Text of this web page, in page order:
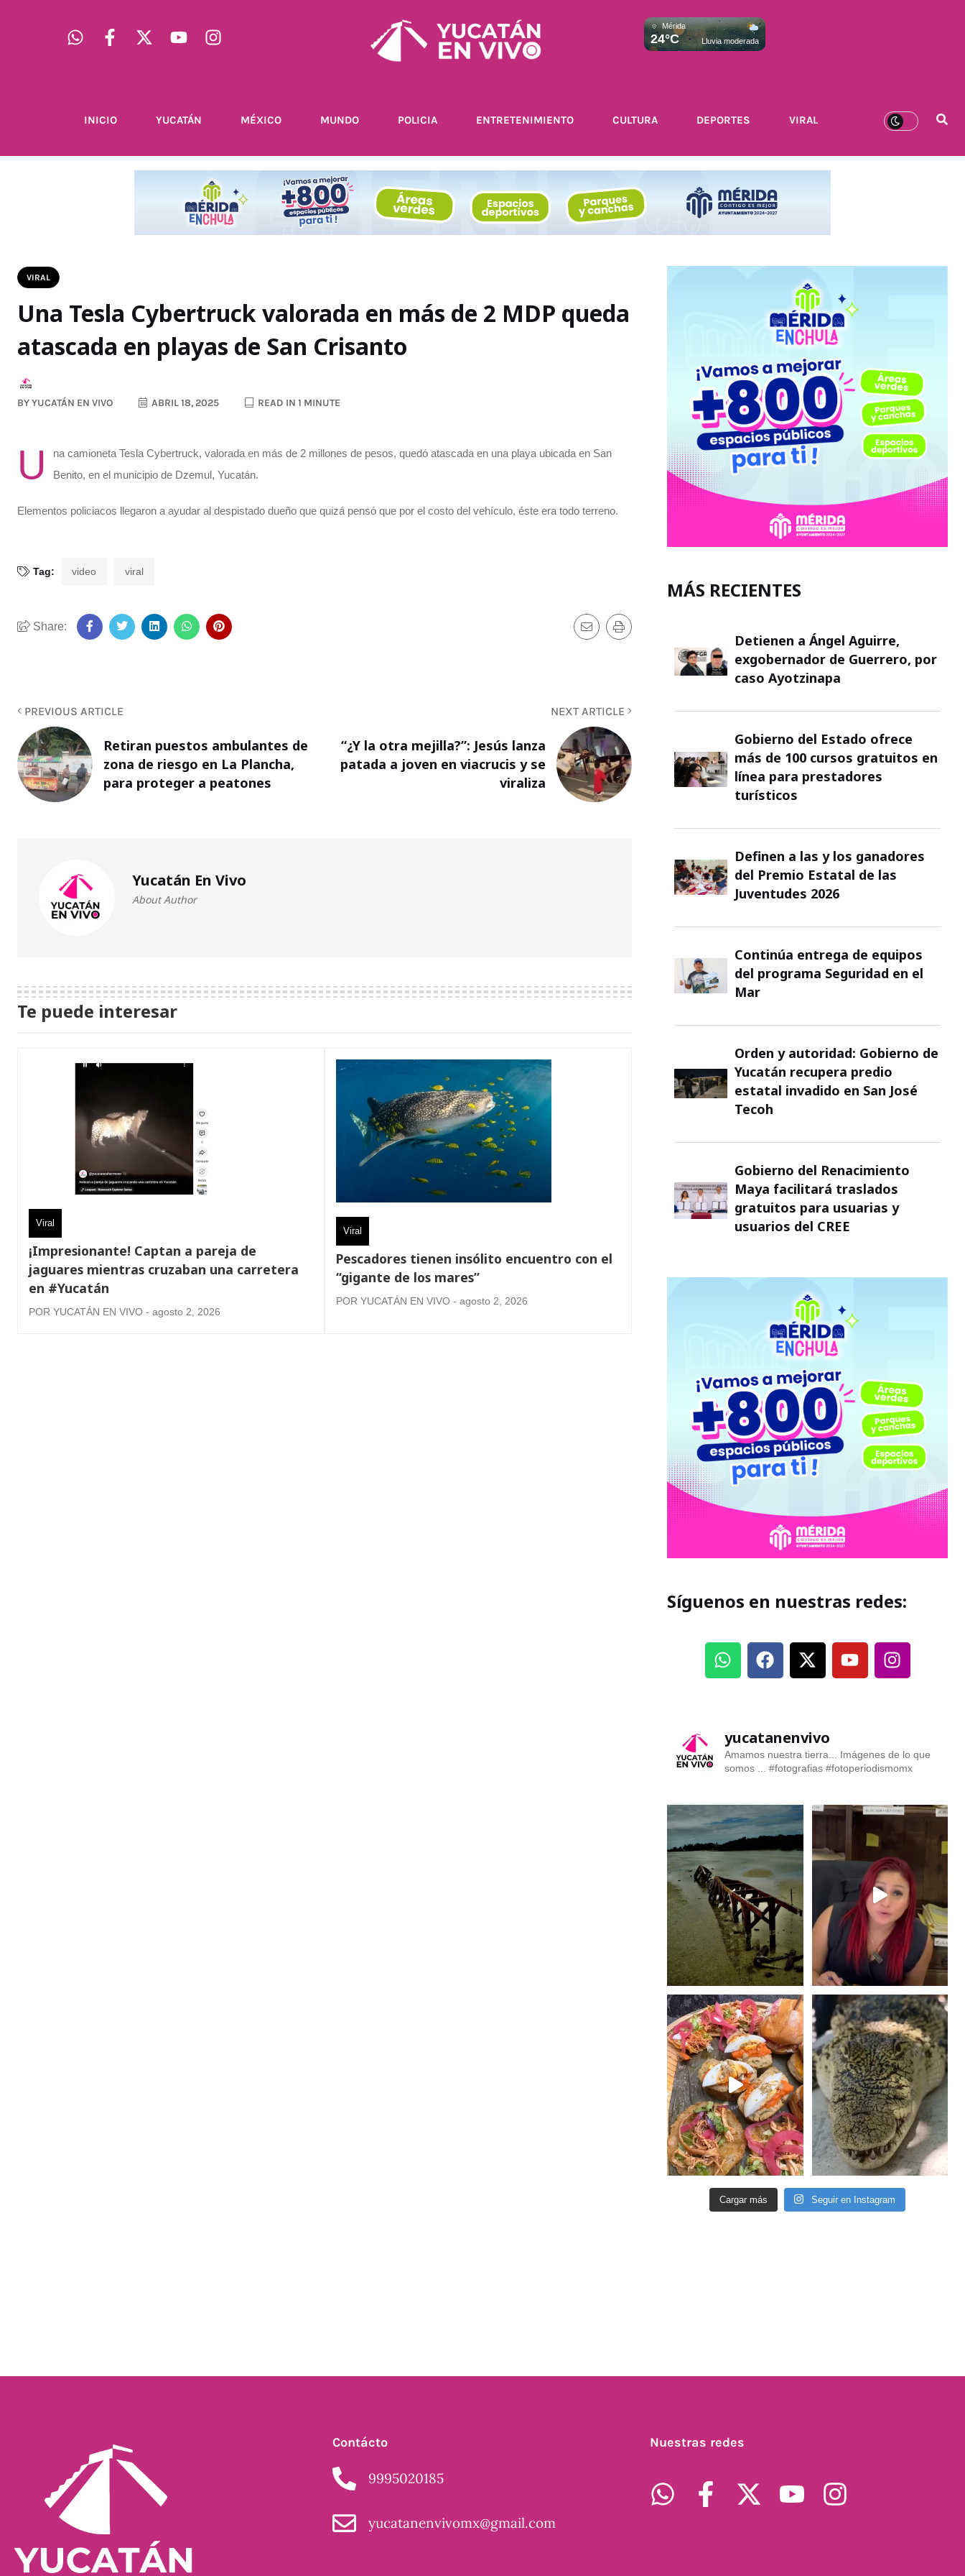
Mérida
24°C Lluvia moderada
INICIO YUCATÁN MÉXICO MUNDO POLICIA ENTRETENIMIENTO CULTURA DEPORTES VIRAL
VIRAL
Una Tesla Cybertruck valorada en más de 2 MDP queda
atascada en playas de San Crisanto
BYYUCATÁN EN VIVO ABRIL 18, 2025 READ IN 1 MINUTE
U
na camioneta Tesla Cybertruck, valorada en más de 2 millones de pesos, quedó atascada en una playa ubicada en San
Benito, en el municipio de Dzemul, Yucatán.
Elementos policiacos llegaron a ayudar al despistado dueño que quizá pensó que por el costo del vehículo, éste era todo terreno.
Tag: video viral
Share:
PREVIOUS ARTICLE
Retiran puestos ambulantes de
zona de riesgo en La Plancha,
para proteger a peatones
NEXT ARTICLE
“¿Y la otra mejilla?”: Jesús lanza
patada a joven en viacrucis y se
viraliza
Yucatán En Vivo
About Author
Te puede interesar
Viral
¡Impresionante! Captan a pareja de
jaguares mientras cruzaban una carretera
en #Yucatán
POR YUCATÁN EN VIVO - agosto 2, 2026
Viral
Pescadores tienen insólito encuentro con el
“gigante de los mares”
POR YUCATÁN EN VIVO - agosto 2, 2026
MÁS RECIENTES
Detienen a Ángel Aguirre,
exgobernador de Guerrero, por
caso Ayotzinapa
Gobierno del Estado ofrece
más de 100 cursos gratuitos en
línea para prestadores
turísticos
Definen a las y los ganadores
del Premio Estatal de las
Juventudes 2026
Continúa entrega de equipos
del programa Seguridad en el
Mar
Orden y autoridad: Gobierno de
Yucatán recupera predio
estatal invadido en San José
Tecoh
Gobierno del Renacimiento
Maya facilitará traslados
gratuitos para usuarias y
usuarios del CREE
Síguenos en nuestras redes:
yucatanenvivo
Amamos nuestra tierra... Imágenes de lo que
somos ... #fotografias #fotoperiodismomx
Cargar más Seguir en Instagram
Contácto
9995020185
yucatanenvivomx@gmail.com
Nuestras redes